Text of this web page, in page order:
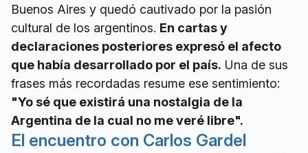
Buenos Aires y quedó cautivado por la pasión
cultural de los argentinos. En cartas y
declaraciones posteriores expresó el afecto
que había desarrollado por el país. Una de sus
frases más recordadas resume ese sentimiento:
"Yo sé que existirá una nostalgia de la
Argentina de la cual no me veré libre".
El encuentro con Carlos Gardel